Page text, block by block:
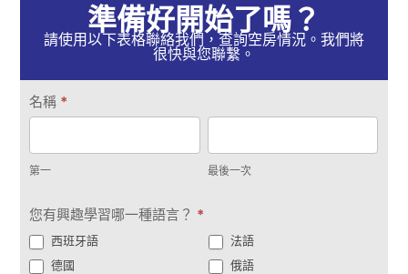
準備好開始了嗎？
請使用以下表格聯絡我們，查詢空房情況。我們將
很快與您聯繫。
取
得
聯
繫
名稱 *
一
第一
後
一
最後一次
您有興趣學習哪一種語言？ *
西班牙語
法語
德國
俄語